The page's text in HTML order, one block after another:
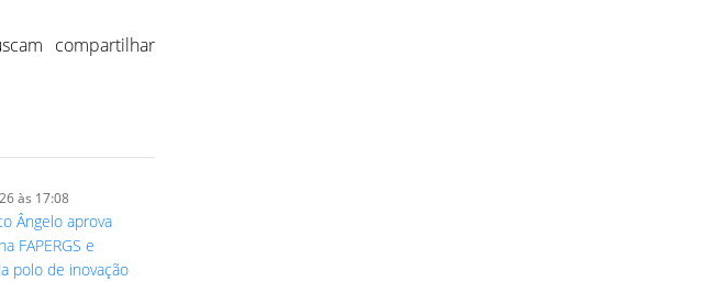
compartilhar
às 17:08
Ângelo aprova
FAPERGS e
polo de inovação